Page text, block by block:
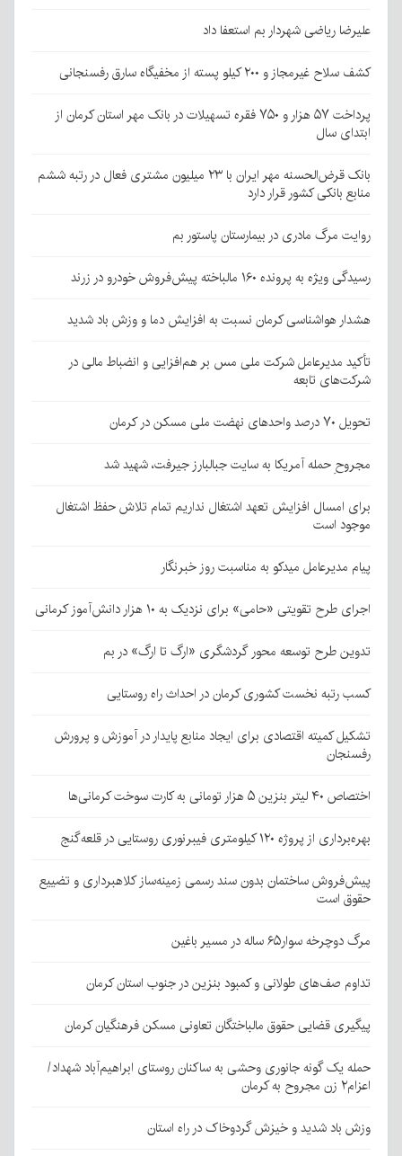
علیرضا ریاضی شهردار بم استعفا داد
کشف سلاح غیرمجاز و ۲۰۰ کیلو پسته از مخفیگاه سارق رفسنجانی
پرداخت ۵۷ هزار و ۷۵۰ فقره تسهیلات در بانک مهر استان کرمان از
ابتدای سال
بانک قرض‌الحسنه مهر ایران با ۲۳ میلیون مشتری فعال در رتبه ششم
منابع بانکی کشور قرار دارد
روایت مرگ مادری در بیمارستان پاستور بم
رسیدگی ویژه به پرونده ۱۶۰ مالباخته پیش‌فروش خودرو در زرند
هشدار هواشناسی کرمان نسبت به افزایش دما و وزش باد شدید
تأکید مدیرعامل شرکت ملی مس بر هم‌افزایی و انضباط مالی در
شرکت‌های تابعه
تحویل ۷۰ درصد واحدهای نهضت ملی مسکن در کرمان
مجروحِ حمله آمریکا به سایت جبالبارز جیرفت، شهید شد
برای امسال افزایش تعهد اشتغال نداریم تمام تلاش حفظ اشتغال
موجود است
پیام مدیرعامل میدکو به مناسبت روز خبرنگار
اجرای طرح تقویتی «حامی» برای نزدیک به ۱۰ هزار دانش‌آموز کرمانی
تدوین طرح توسعه محور گردشگری «ارگ تا ارگ» در بم
کسب رتبه نخست کشوری کرمان در احداث راه روستایی
تشکیل کمیته اقتصادی برای ایجاد منابع پایدار در آموزش و پرورش
رفسنجان
اختصاص ۴۰ لیتر بنزین ۵ هزار تومانی به کارت سوخت کرمانی‌ها
بهره‌برداری از پروژه ۱۲۰ کیلومتری فیبرنوری روستایی در قلعه‌گنج
پیش‌فروش ساختمان بدون سند رسمی زمینه‌ساز کلاهبرداری و تضییع
حقوق است
مرگ دوچرخه سوار۶۵ ساله در مسیر باغین
تداوم صف‌های طولانی و کمبود بنزین در جنوب استان کرمان
پیگیری قضایی حقوق مالباختگان تعاونی مسکن فرهنگیان کرمان
حمله یک گونه جانوری وحشی به ساکنان روستای ابراهیم‌آباد شهداد/
اعزام۲ زن مجروح به کرمان
وزش باد شدید و خیزش گردوخاک در راه استان